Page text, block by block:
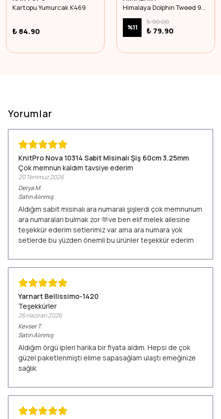
Kartopu Yumurcak K469
₺ 84.90
Himalaya Dolphin Tweed 92007
%11
₺ 90.00
₺ 79.90
Yorumlar
KnitPro Nova 10314 Sabit Misinalı Şiş 60cm 3.25mm
Çok memnun kaldım tavsiye ederim
20 Temmuz 2026
DeryaM.
Satın Alınmış
Aldığım sabit misinalı ara numaralı şişlerdi çok memnunum
ara numaraları bulmak zor 🫶ve ben elif melek ailesine
teşekkür ederim setlerimiz var ama ara numara yok
setlerde bu yüzden önemli bu ürünler teşekkür ederim
Yarnart Bellissimo-1420
Teşekkürler
26 Haziran 2026
Kevser T.
Satın Alınmış
Aldığım örgü ipleri harika bir fiyata aldım. Hepsi de çok
güzel paketlenmişti elime sapasağlam ulaştı emeğinize
sağlık